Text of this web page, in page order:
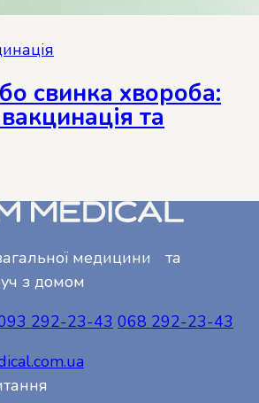
свинка хвороба:
та
медицини та
з домом
292-23-43 068 292-23-43